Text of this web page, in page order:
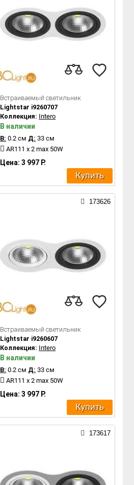
Встраиваемый светильник
Lightstar i9260707
Коллекция: Intero
В наличии
В: 0.2 см Д: 33 см
AR111 x 2 max 50W
Цена: 3 997 Р.
Купить
173626
Встраиваемый светильник
Lightstar i9260607
Коллекция: Intero
В наличии
В: 0.2 см Д: 33 см
AR111 x 2 max 50W
Цена: 3 997 Р.
Купить
173617